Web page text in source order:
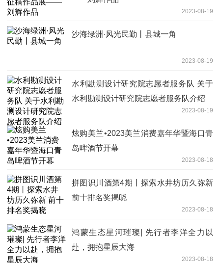
2023-08-19
沙海绿洲·风光民勤丨县城一角
2023-08-19
水利勘测设计研究院志愿者服务队 关于
水利勘测设计研究院志愿者服务队介绍
2023-08-19
炫购美兰•2023美兰消费嘉年华暨海口青
岛啤酒节开幕
2023-08-18
拼图识川酒第4期丨探索水井坊历久弥新
前十排名奖揭晓
2023-08-18
鸿蒙生态星河璀璨| 先行者李洋全力以
赴，拥抱星辰大海
2023-08-18